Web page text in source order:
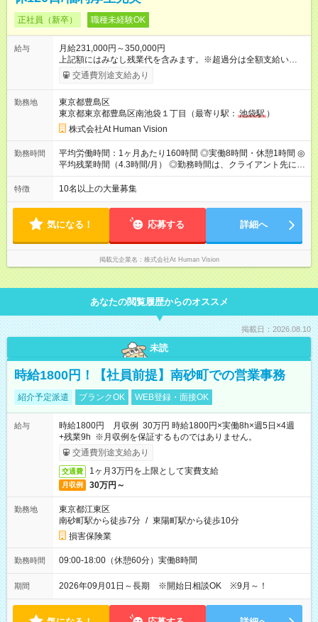
正社員（新卒） 職種未経験OK
給与
月給231,000円～350,000円
上記額にはみなし残業代を含みます。※超過分は全額支給いたし
ます。 みなし残業代 24,000円 ～ 37,000円／月 みなし残業時
間 15時間／月 【給与】 月給： 大卒・院卒 ：243，000
（固定残業代 24，000円） 賞与：年２回 （業績連動型） 昇
給：年２回（3月、9月) 試用期間：6ヶ月 ※上記額にはみなし残
業代（月15時間分）が含まれた 金額になります。超過分は追加
で全額支給。 【頑張りを給与・キャリアに還元します】 年に2
回⼈事評価があり等級が決まります。 等級に合わせた給与設定
のため、若い内からでも頑張り次第で給与アップが叶います。
（⽉給34～45万円）→課⻑（⽉給36～48万円）→部⻑（⽉給40
～58万円） 【試用期間】試用期間あり 試用期間の長さ：6ヶ月
※ 雇用形態と給与に、本採用時と異なる部分があります。 雇用
形態：本採用時と同じです。 給与：月給 224,000円 ～ 330,000
円 上記額にはみなし残業代を含みます。※超過分は全額支給い
たします。 みなし残業代 24,000円 ～ 34,000円／月 みなし残業
交通費別途支給あり
勤務地
東京都豊島区
東京都東京都豊島区南池袋１丁目（最寄り駅： 池袋駅 ）
株式会社At Human Vision
勤務時間
平均労働時間：1ヶ月あたり160時間 ◎実働8時間・休憩1時間 ◎
平均残業時間（4.3時間/月） ◎勤務時間は、クライアント先に
より異なります。 ※＜シフト例＞ 10:00～19:00／11:00～
20:00 平均労働時間：1ヶ月あたり160時間 ◎実働8時間・休憩1
先に より異なります。 ※＜シフト例＞ 10:00～19:00／11:00
～20:00
特徴 10名以上の大量募集
気になる！ 応募する 詳細へ
掲載元企業名 株式会社At Human Vision
あなたの閲覧履歴からのオススメ
掲載日：2026.08.10
未読
時給1800円！【社員前提】南砂町での営業事務
紹介予定派遣 ブランクOK WEB登録・面接OK
給与
時給1800円 月収例 30万円 時給1800円×実働8h×週5日×4週
+残業9h ※月収例を保証するものではありません。
交通費別途支給あり
交通費 1ヶ月3万円を上限として実費支給
月収例 30万円～
勤務地
東京都江東区
南砂町駅から徒歩7分 / 東陽町駅から徒歩10分
損害保険業
勤務時間 09:00-18:00（休憩60分）実働8時間
期間 2026年09月01日～長期 ※開始日相談OK ※9月～！